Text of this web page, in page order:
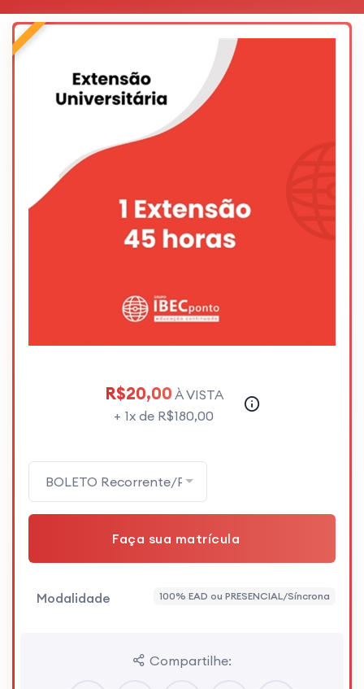
R$20,00 À VISTA
+ 1x de R$180,00
BOLETO Recorrente/Parcelo
Faça sua matrícula
Modalidade 100% EAD ou PRESENCIAL/Síncrona
Compartilhe: